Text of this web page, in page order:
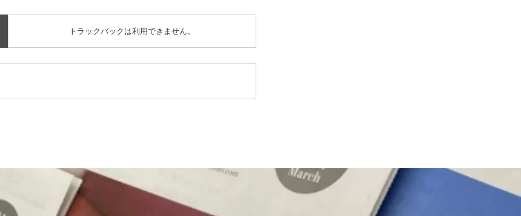
トラックバックは利用できません。